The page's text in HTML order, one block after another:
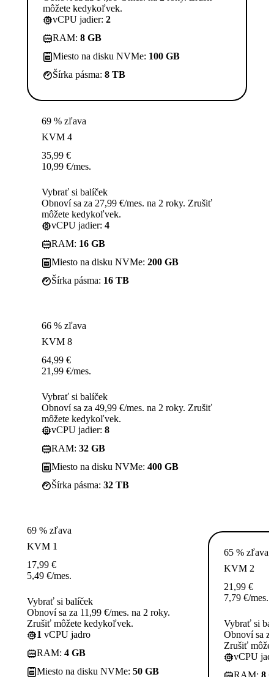
môžete kedykoľvek.
vCPU jadier: 2
RAM: 8 GB
Miesto na disku NVMe: 100 GB
Šírka pásma: 8 TB
69 % zľava
KVM 4
35,99 €
10,99 €/mes.
Vybrať si balíček
Obnoví sa za 27,99 €/mes. na 2 roky. Zrušiť
môžete kedykoľvek.
vCPU jadier: 4
RAM: 16 GB
Miesto na disku NVMe: 200 GB
Šírka pásma: 16 TB
66 % zľava
KVM 8
64,99 €
21,99 €/mes.
Vybrať si balíček
Obnoví sa za 49,99 €/mes. na 2 roky. Zrušiť
môžete kedykoľvek.
vCPU jadier: 8
RAM: 32 GB
Miesto na disku NVMe: 400 GB
Šírka pásma: 32 TB
69 % zľava
KVM 1
17,99 €
5,49 €/mes.
Vybrať si balíček
Obnoví sa za 11,99 €/mes. na 2 roky.
Zrušiť môžete kedykoľvek.
1 vCPU jadro
RAM: 4 GB
Miesto na disku NVMe: 50 GB
65 % zľava
KVM 2
21,99 €
7,79 €/mes.
Vybrať si
Obnoví sa
Zrušiť
vCPU